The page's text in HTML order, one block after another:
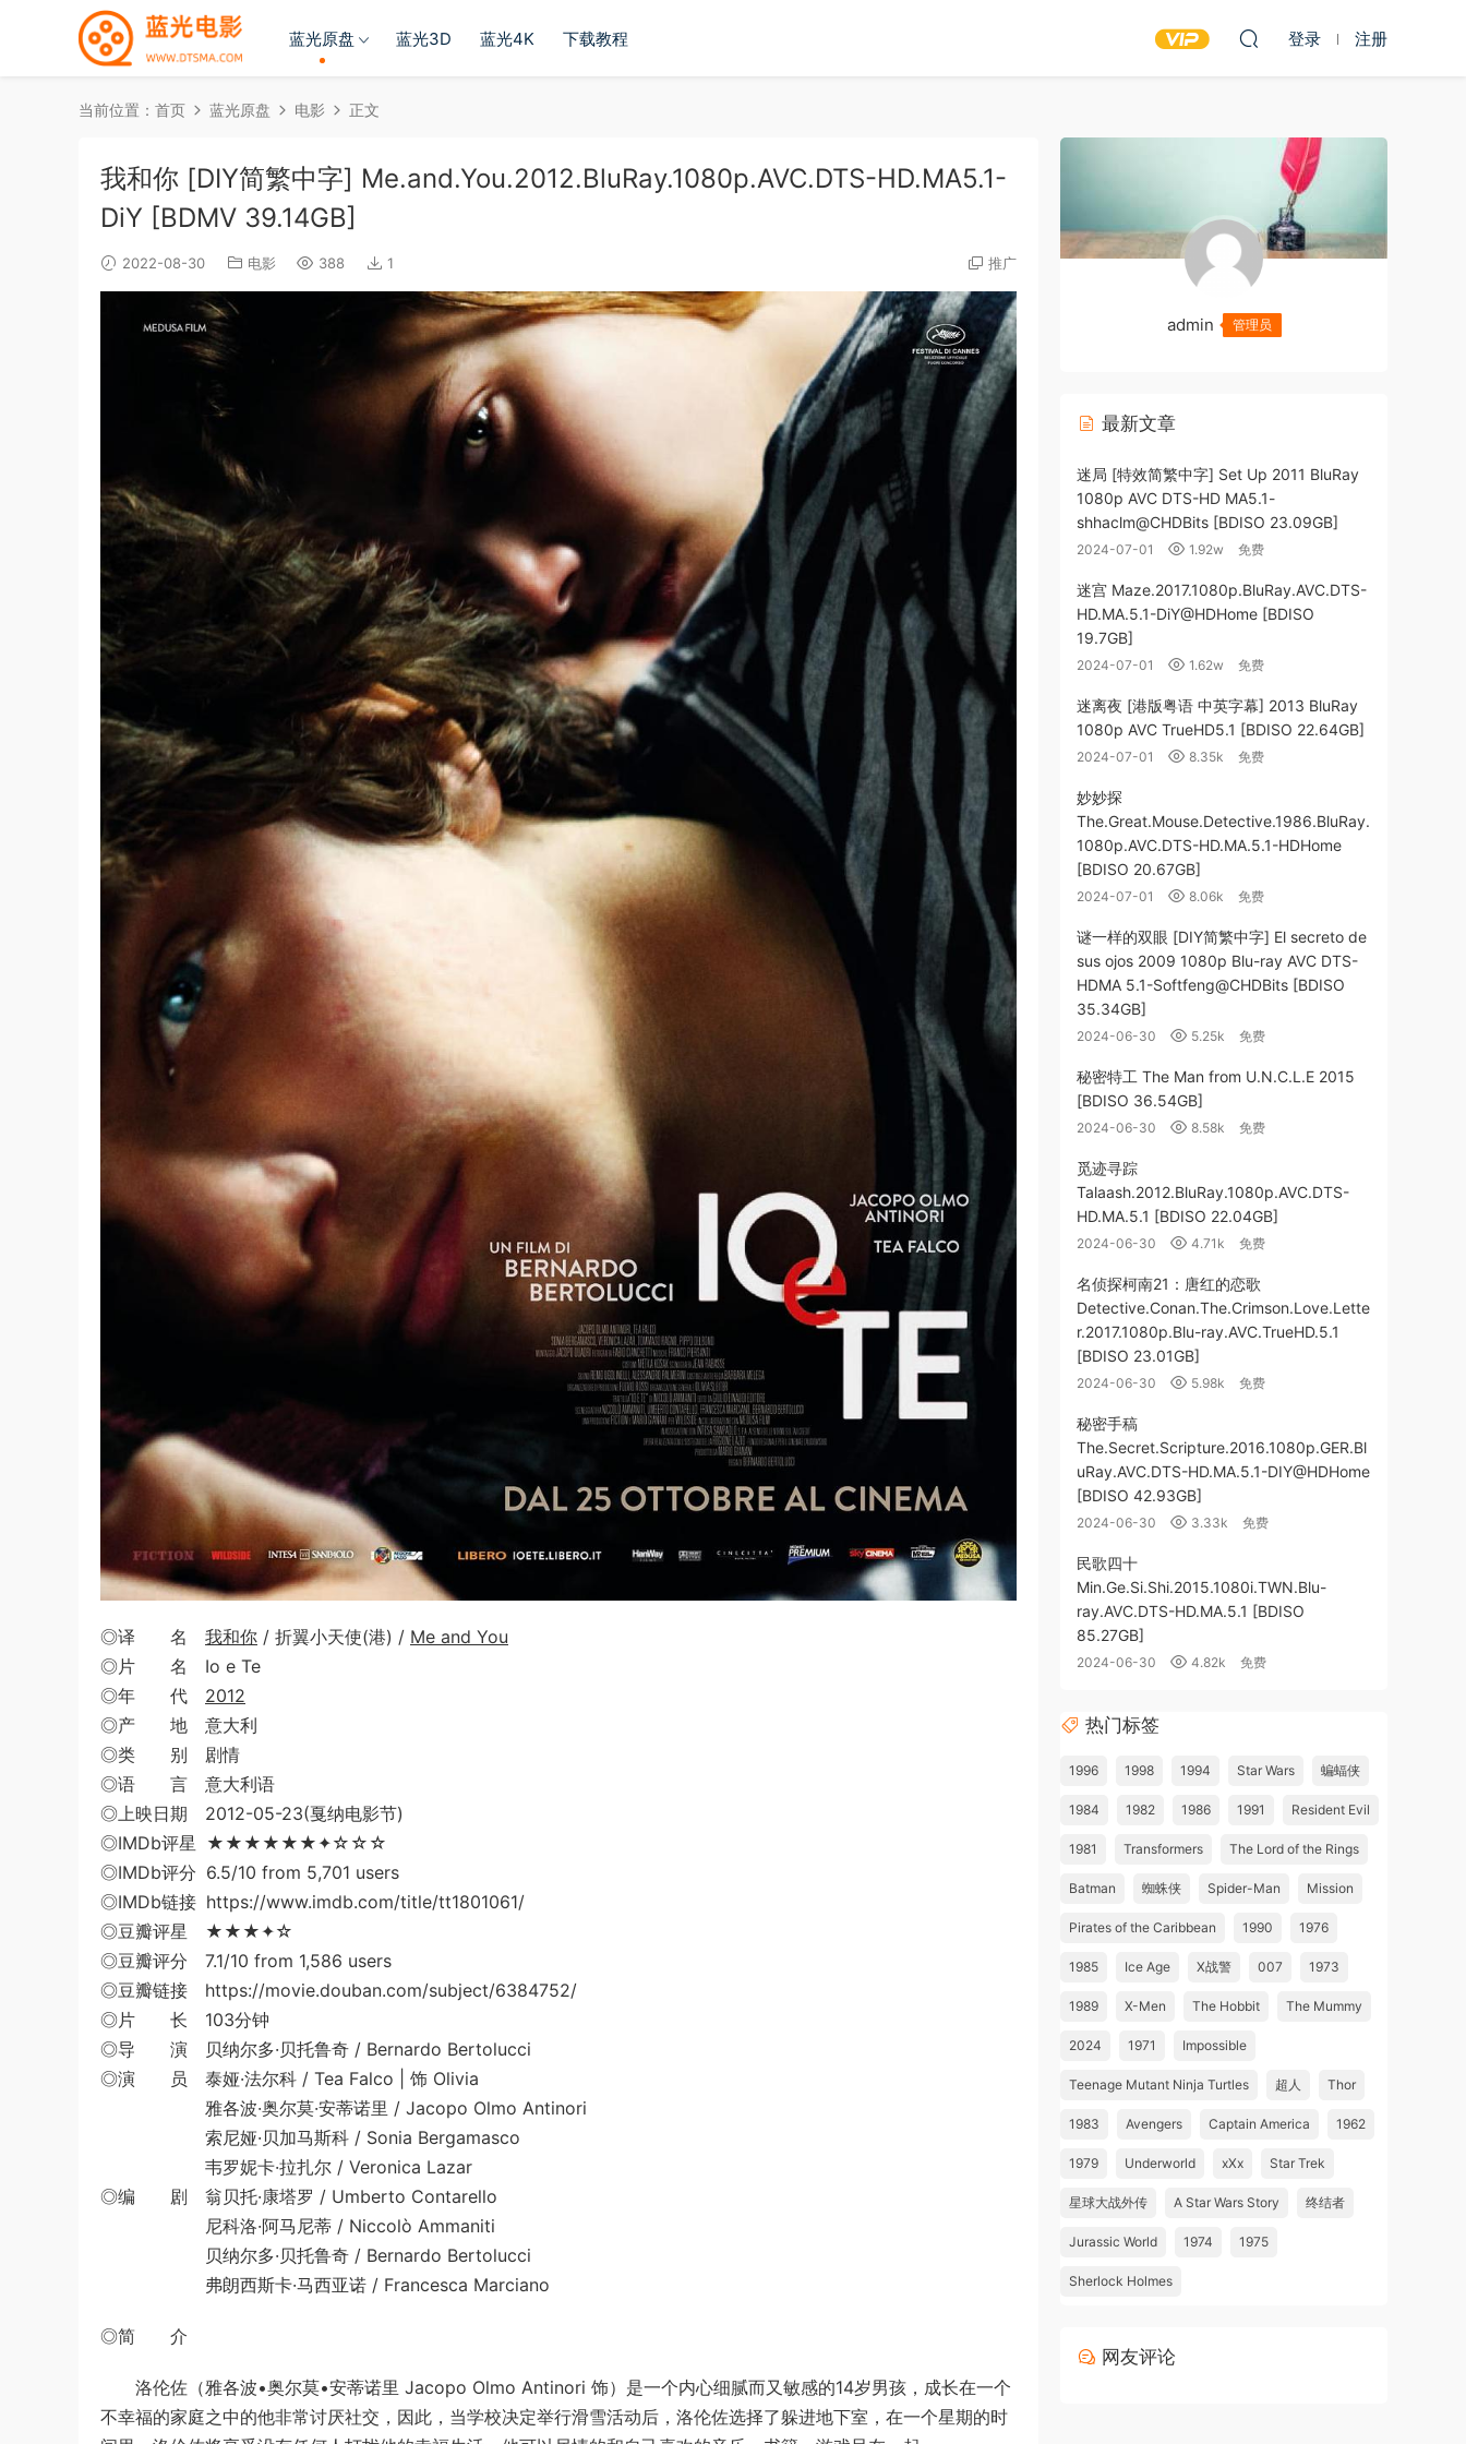
蓝光原盘 蓝光3D 蓝光4K 下载教程 登录 注册
当前位置： 首页 蓝光原盘 电影 正文
我和你 [DIY简繁中字] Me.and.You.2012.BluRay.1080p.AVC.DTS-HD.MA5.1-
DiY [BDMV 39.14GB]
2022-08-30 电影 388 1 推广
◎译 名 我和你 / 折翼小天使(港) / Me and You
◎片 名 Io e Te
◎年 代 2012
◎产 地 意大利
◎类 别 剧情
◎语 言 意大利语
◎上映日期 2012-05-23(戛纳电影节)
◎IMDb评星 ★★★★★★✦☆☆☆
◎IMDb评分 6.5/10 from 5,701 users
◎IMDb链接 https://www.imdb.com/title/tt1801061/
◎豆瓣评星 ★★★✦☆
◎豆瓣评分 7.1/10 from 1,586 users
◎豆瓣链接 https://movie.douban.com/subject/6384752/
◎片 长 103分钟
◎导 演 贝纳尔多·贝托鲁奇 / Bernardo Bertolucci
◎演 员 泰娅·法尔科 / Tea Falco | 饰 Olivia
雅各波·奥尔莫·安蒂诺里 / Jacopo Olmo Antinori
索尼娅·贝加马斯科 / Sonia Bergamasco
韦罗妮卡·拉扎尔 / Veronica Lazar
◎编 剧 翁贝托·康塔罗 / Umberto Contarello
尼科洛·阿马尼蒂 / Niccolò Ammaniti
贝纳尔多·贝托鲁奇 / Bernardo Bertolucci
弗朗西斯卡·马西亚诺 / Francesca Marciano
◎简 介
洛伦佐（雅各波•奥尔莫•安蒂诺里 Jacopo Olmo Antinori 饰）是一个内心细腻而又敏感的14岁男孩，成长在一个
不幸福的家庭之中的他非常讨厌社交，因此，当学校决定举行滑雪活动后，洛伦佐选择了躲进地下室，在一个星期的时
admin 管理员
最新文章
迷局 [特效简繁中字] Set Up 2011 BluRay
1080p AVC DTS-HD MA5.1-
shhaclm@CHDBits [BDISO 23.09GB]
2024-07-01 1.92w 免费
迷宫 Maze.2017.1080p.BluRay.AVC.DTS-
HD.MA.5.1-DiY@HDHome [BDISO
19.7GB]
2024-07-01 1.62w 免费
迷离夜 [港版粤语 中英字幕] 2013 BluRay
1080p AVC TrueHD5.1 [BDISO 22.64GB]
2024-07-01 8.35k 免费
妙妙探
The.Great.Mouse.Detective.1986.BluRay.
1080p.AVC.DTS-HD.MA.5.1-HDHome
[BDISO 20.67GB]
2024-07-01 8.06k 免费
谜一样的双眼 [DIY简繁中字] El secreto de
sus ojos 2009 1080p Blu-ray AVC DTS-
HDMA 5.1-Softfeng@CHDBits [BDISO
35.34GB]
2024-06-30 5.25k 免费
秘密特工 The Man from U.N.C.L.E 2015
[BDISO 36.54GB]
2024-06-30 8.58k 免费
觅迹寻踪
Talaash.2012.BluRay.1080p.AVC.DTS-
HD.MA.5.1 [BDISO 22.04GB]
2024-06-30 4.71k 免费
名侦探柯南21：唐红的恋歌
Detective.Conan.The.Crimson.Love.Lette
r.2017.1080p.Blu-ray.AVC.TrueHD.5.1
[BDISO 23.01GB]
2024-06-30 5.98k 免费
秘密手稿
The.Secret.Scripture.2016.1080p.GER.Bl
uRay.AVC.DTS-HD.MA.5.1-DIY@HDHome
[BDISO 42.93GB]
2024-06-30 3.33k 免费
民歌四十
Min.Ge.Si.Shi.2015.1080i.TWN.Blu-
ray.AVC.DTS-HD.MA.5.1 [BDISO
85.27GB]
2024-06-30 4.82k 免费
热门标签
1996 1998 1994 Star Wars 蝙蝠侠
1984 1982 1986 1991 Resident Evil
1981 Transformers The Lord of the Rings
Batman 蜘蛛侠 Spider-Man Mission
Pirates of the Caribbean 1990 1976
1985 Ice Age X战警 007 1973
1989 X-Men The Hobbit The Mummy
2024 1971 Impossible
Teenage Mutant Ninja Turtles 超人 Thor
1983 Avengers Captain America 1962
1979 Underworld xXx Star Trek
星球大战外传 A Star Wars Story 终结者
Jurassic World 1974 1975
Sherlock Holmes
网友评论